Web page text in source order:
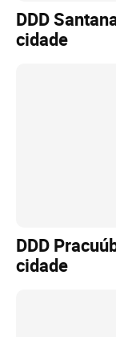
DDD
cidade
DDD
cidade